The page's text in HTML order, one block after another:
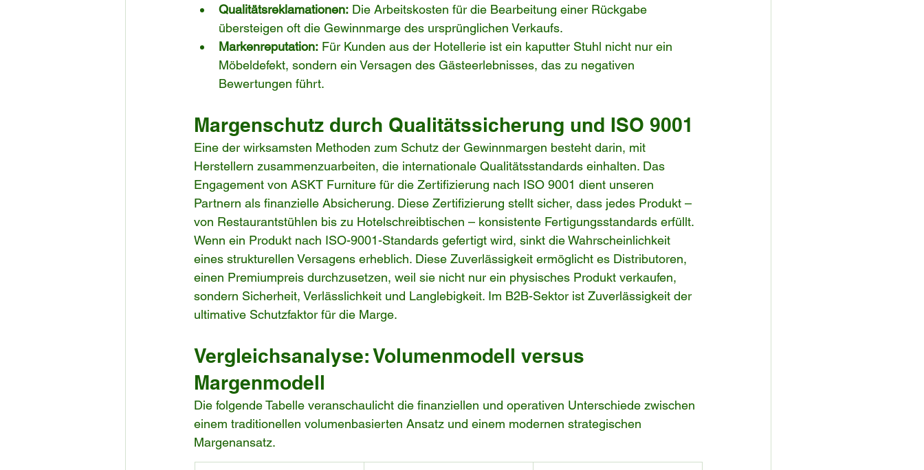
Qualitätsreklamationen: Die Arbeitskosten für die Bearbeitung einer Rückgabe
übersteigen oft die Gewinnmarge des ursprünglichen Verkaufs.
Markenreputation: Für Kunden aus der Hotellerie ist ein kaputter Stuhl nicht nur ein
Möbeldefekt, sondern ein Versagen des Gästeerlebnisses, das zu negativen
Bewertungen führt.
Margenschutz durch Qualitätssicherung und ISO 9001
Eine der wirksamsten Methoden zum Schutz der Gewinnmargen besteht darin, mit
Herstellern zusammenzuarbeiten, die internationale Qualitätsstandards einhalten. Das
Engagement von ASKT Furniture für die Zertifizierung nach ISO 9001 dient unseren
Partnern als finanzielle Absicherung. Diese Zertifizierung stellt sicher, dass jedes Produkt –
von Restaurantstühlen bis zu Hotelschreibtischen – konsistente Fertigungsstandards erfüllt.
Wenn ein Produkt nach ISO-9001-Standards gefertigt wird, sinkt die Wahrscheinlichkeit
eines strukturellen Versagens erheblich. Diese Zuverlässigkeit ermöglicht es Distributoren,
einen Premiumpreis durchzusetzen, weil sie nicht nur ein physisches Produkt verkaufen,
sondern Sicherheit, Verlässlichkeit und Langlebigkeit. Im B2B-Sektor ist Zuverlässigkeit der
ultimative Schutzfaktor für die Marge.
Vergleichsanalyse: Volumenmodell versus
Margenmodell
Die folgende Tabelle veranschaulicht die finanziellen und operativen Unterschiede zwischen
einem traditionellen volumenbasierten Ansatz und einem modernen strategischen
Margenansatz.